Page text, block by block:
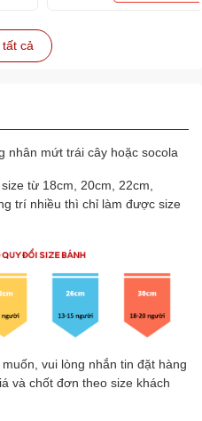
tất cả
nhân mứt trái cây hoặc socola
từ 18cm, 20cm, 22cm,
trí nhiều thì chỉ làm được size
vui lòng nhắn tin đặt hàng
và chốt đơn theo size khách